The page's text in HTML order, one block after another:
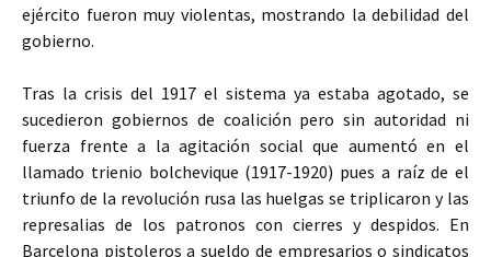
ejército fueron muy violentas, mostrando la debilidad del
gobierno.
Tras la crisis del 1917 el sistema ya estaba agotado, se
sucedieron gobiernos de coalición pero sin autoridad ni
fuerza frente a la agitación social que aumentó en el
llamado trienio bolchevique (1917-1920) pues a raíz de el
triunfo de la revolución rusa las huelgas se triplicaron y las
represalias de los patronos con cierres y despidos. En
Barcelona pistoleros a sueldo de empresarios o sindicatos